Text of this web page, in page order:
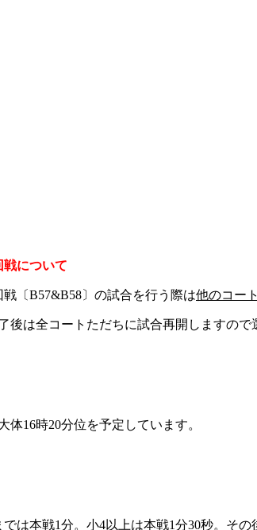
戦について
〔B57&B58〕の試合を行う際は他のコー
後は全コートただちに試合再開しますので
16時20分位を予定しています。
は本戦1分。小4以上は本戦1分30秒。そ